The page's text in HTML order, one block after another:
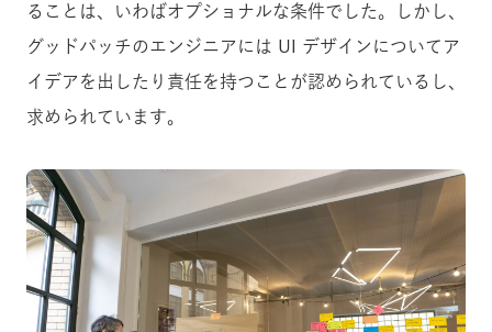
ることは、いわばオプショナルな条件でした。しかし、
グッドパッチのエンジニアには UI デザインについてア
イデアを出したり責任を持つことが認められているし、
求められています。